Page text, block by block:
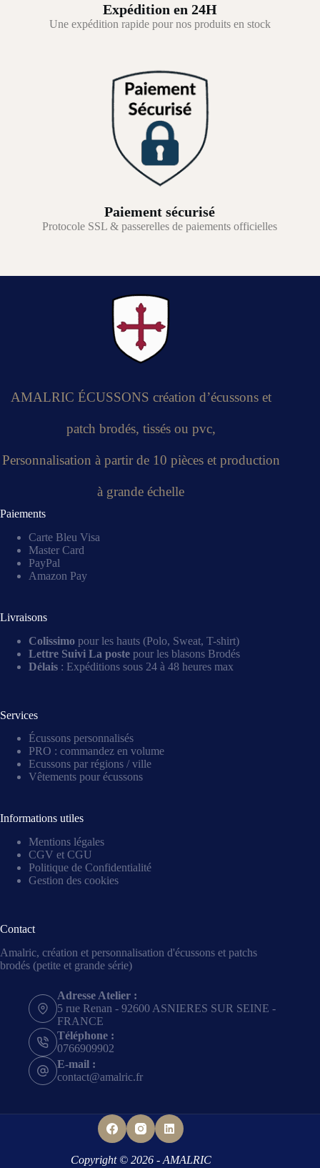
Expédition en 24H
Une expédition rapide pour nos produits en stock
Paiement sécurisé
Protocole SSL & passerelles de paiements officielles
AMALRIC ÉCUSSONS création d’écussons et
patch brodés, tissés ou pvc,
Personnalisation à partir de 10 pièces et production
à grande échelle
Paiements
Carte Bleu Visa
Master Card
PayPal
Amazon Pay
Livraisons
Colissimo pour les hauts (Polo, Sweat, T-shirt)
Lettre Suivi La poste pour les blasons Brodés
Délais : Expéditions sous 24 à 48 heures max
Services
Écussons personnalisés
PRO : commandez en volume
Ecussons par régions / ville
Vêtements pour écussons
Informations utiles
Mentions légales
CGV et CGU
Politique de Confidentialité
Gestion des cookies
Contact
Amalric, création et personnalisation d'écussons et patchs
brodés (petite et grande série)
Adresse Atelier :
5 rue Renan - 92600 ASNIERES SUR SEINE -
FRANCE
Téléphone :
0766909902
E-mail :
contact@amalric.fr
Copyright © 2026 - AMALRIC